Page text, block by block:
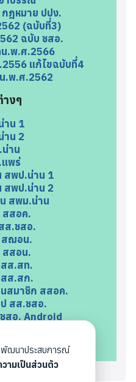
ฎหมาย ปปง.
(ฉบับที่3)
ฉบับ ชสอ.
.พ.ศ.2566
แก้ไขฉบับที่4
.พ.ศ.2562
งๆ
าน 1
าน 2
าน
พร่
สพป.น่าน 1
สพป.น่าน 2
สพม.น่าน
สสอค.
ส.ชสอ.
สฌอน.
สสอน.
สส.สท.
สส.สก.
สมาชิก สสอค.
สส.ชสอ.
สอ. Android
สมาชิก สฌอน.
สมาชิก สสอน.
พัฒนาประสบการณ์
วามเป็นส่วนตัว